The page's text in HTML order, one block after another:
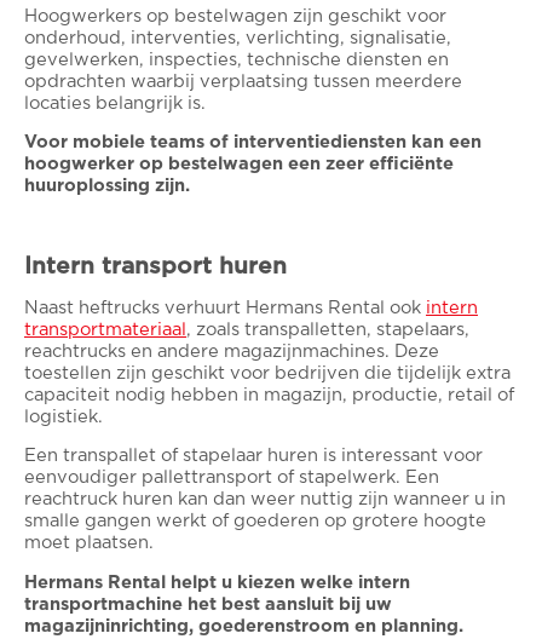
Hoogwerkers op bestelwagen zijn geschikt voor
onderhoud, interventies, verlichting, signalisatie,
gevelwerken, inspecties, technische diensten en
opdrachten waarbij verplaatsing tussen meerdere
locaties belangrijk is.
Voor mobiele teams of interventiediensten kan een
hoogwerker op bestelwagen een zeer efficiënte
huuroplossing zijn.
Intern transport huren
Naast heftrucks verhuurt Hermans Rental ook intern
transportmateriaal, zoals transpalletten, stapelaars,
reachtrucks en andere magazijnmachines. Deze
toestellen zijn geschikt voor bedrijven die tijdelijk extra
capaciteit nodig hebben in magazijn, productie, retail of
logistiek.
Een transpallet of stapelaar huren is interessant voor
eenvoudiger pallettransport of stapelwerk. Een
reachtruck huren kan dan weer nuttig zijn wanneer u in
smalle gangen werkt of goederen op grotere hoogte
moet plaatsen.
Hermans Rental helpt u kiezen welke intern
transportmachine het best aansluit bij uw
magazijninrichting, goederenstroom en planning.